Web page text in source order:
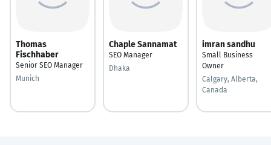
Thomas
Fischhaber
Senior SEO Manager
Munich
Chaple Sannamat
SEO Manager
Dhaka
imran sandhu
Small Business
Owner
Calgary, Alberta,
Canada